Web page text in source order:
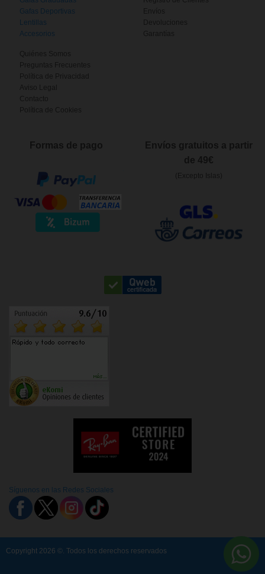
Gafas Deportivas
Lentillas
Accesorios
Envíos
Devoluciones
Garantías
Quiénes Somos
Preguntas Frecuentes
Política de Privacidad
Aviso Legal
Contacto
Política de Cookies
Formas de pago
Envíos gratuitos a partir
de 49€
(Excepto Islas)
Síguenos en las Redes Sociales
Copyright 2026 ©. Todos los derechos reservados